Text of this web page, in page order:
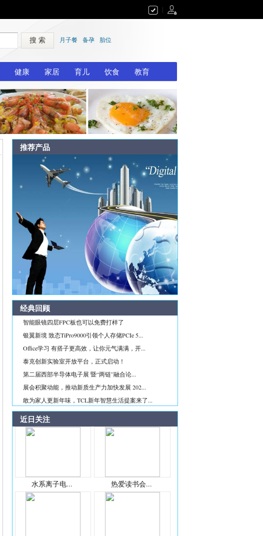
搜 索 月子餐 备孕 胎位
健康 家居 育儿 饮食 教育
推荐产品
经典回顾
智能眼镜四层FPC板也可以免费打样了
银翼新境 致态TiPro9000引领个人存储PCIe 5...
Office学习 有搭子更高效，让你元气满满，开...
泰克创新实验室开放平台，正式启动！
第二届西部半导体电子展 暨“两链”融合论...
展会积聚动能，推动新质生产力加快发展 202...
敢为家人更新年味，TCL新年智慧生活提案来了...
近日关注
水系离子电... 热爱读书会...